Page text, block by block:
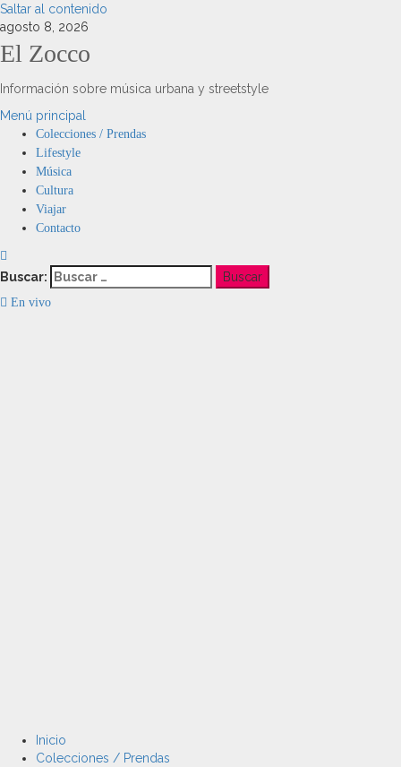
Saltar al contenido
agosto 8, 2026
El Zocco
Información sobre música urbana y streetstyle
Menú principal
Colecciones / Prendas
Lifestyle
Música
Cultura
Viajar
Contacto
Buscar:
En vivo
Inicio
Colecciones / Prendas